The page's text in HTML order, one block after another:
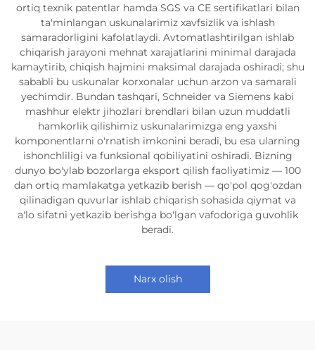
ortiq texnik patentlar hamda SGS va CE sertifikatlari bilan
ta'minlangan uskunalarimiz xavfsizlik va ishlash
samaradorligini kafolatlaydi. Avtomatlashtirilgan ishlab
chiqarish jarayoni mehnat xarajatlarini minimal darajada
kamaytirib, chiqish hajmini maksimal darajada oshiradi; shu
sababli bu uskunalar korxonalar uchun arzon va samarali
yechimdir. Bundan tashqari, Schneider va Siemens kabi
mashhur elektr jihozlari brendlari bilan uzun muddatli
hamkorlik qilishimiz uskunalarimizga eng yaxshi
komponentlarni o'rnatish imkonini beradi, bu esa ularning
ishonchliligi va funksional qobiliyatini oshiradi. Bizning
dunyo bo'ylab bozorlarga eksport qilish faoliyatimiz — 100
dan ortiq mamlakatga yetkazib berish — qo'pol qog'ozdan
qilinadigan quvurlar ishlab chiqarish sohasida qiymat va
a'lo sifatni yetkazib berishga bo'lgan vafodoriga guvohlik
beradi.
Narx olish